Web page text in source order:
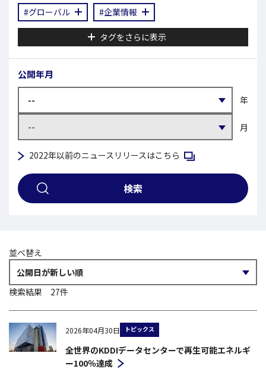
#グローバル
#企業情報
タグをさらに表示
公開年月
年
月
2022年以前のニュースリリースはこちら 新規ウィンドウで開く
検索
並べ替え
検索結果 27件
2026年04月30日 トピックス
全世界のKDDIデータセンターで再生可能エネルギ
ー100％達成